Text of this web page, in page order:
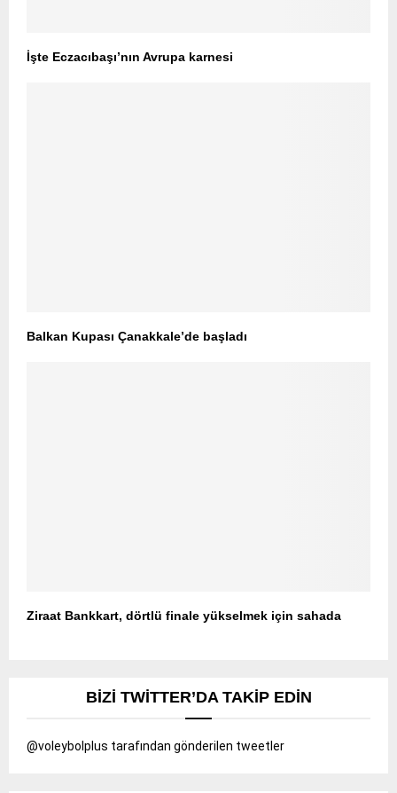
İşte Eczacıbaşı’nın Avrupa karnesi
Balkan Kupası Çanakkale’de başladı
Ziraat Bankkart, dörtlü finale yükselmek için sahada
BIZI TWITTER’DA TAKIP EDIN
@voleybolplus tarafından gönderilen tweetler